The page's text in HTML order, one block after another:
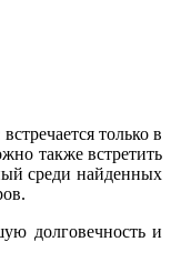
только в
также встретить
среди найденных
долговечность и